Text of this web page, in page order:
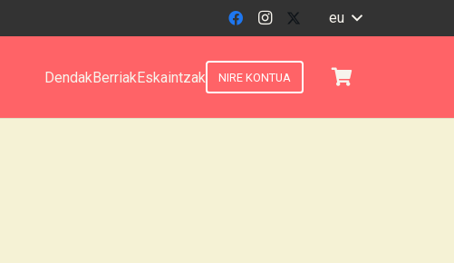
eu
DendakBerriakEskaintzak NIRE KONTUA